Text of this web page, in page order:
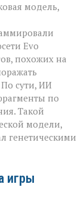
модель,
Evo
похожих на
сути, ИИ
по
Такой
модели,
генетическими
игры